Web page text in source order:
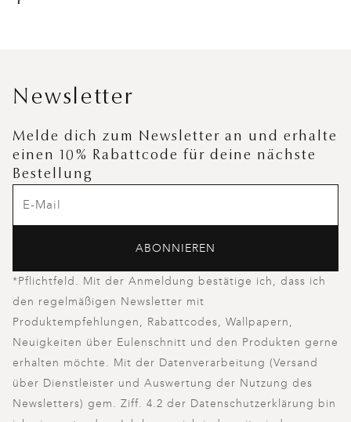
Newsletter
Melde dich zum Newsletter an und erhalte
einen 10% Rabattcode für deine nächste
Bestellung
ABONNIEREN
*Pflichtfeld. Mit der Anmeldung bestätige ich, dass ich
den regelmäßigen Newsletter mit
Produktempfehlungen, Rabattcodes, Wallpapern,
Neuigkeiten über Eulenschnitt und den Produkten gerne
erhalten möchte. Mit der Datenverarbeitung (Versand
über Dienstleister und Auswertung der Nutzung des
Newsletters) gem. Ziff. 4.2 der Datenschutzerklärung bin